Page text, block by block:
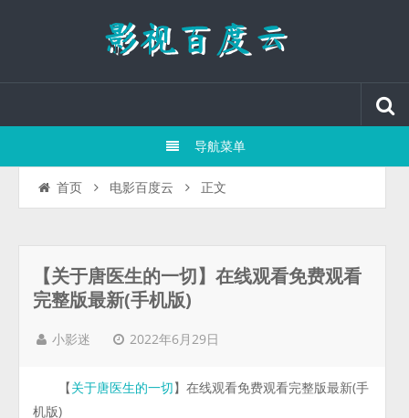
导航菜单
首页 电影百度云 正文
【关于唐医生的一切】在线观看免费观看
完整版最新(手机版)
小影迷 2022年6月29日
【关于唐医生的一切】在线观看免费观看完整版最新(手
机版)